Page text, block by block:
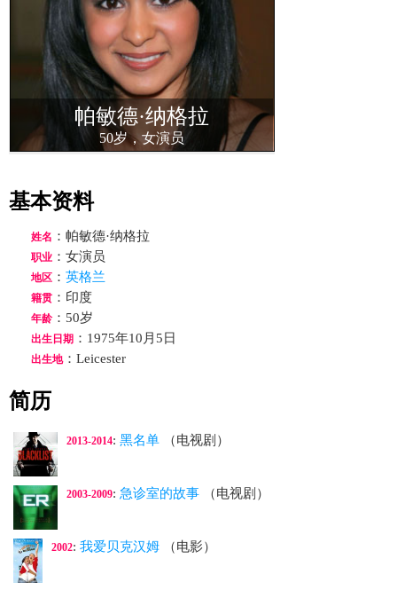
帕敏德·纳格拉
50岁，女演员
基本资料
姓名 ：帕敏德·纳格拉
职业 ：女演员
地区 ： 英格兰
籍贯 ：印度
年龄 ：50岁
出生日期 ：1975年10月5日
出生地：Leicester
简历
2013-2014: 黑名单 （电视剧）
2003-2009: 急诊室的故事 （电视剧）
2002: 我爱贝克汉姆 （电影）